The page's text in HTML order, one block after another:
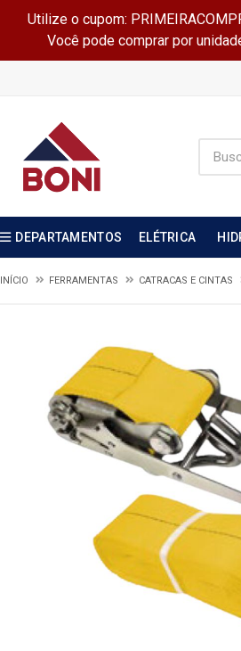
Utilize o cupom:
Você pode comprar por
DEPARTAMENTOS ELÉTRICA
INÍCIO FERRAMENTAS CATRACAS E CINTAS